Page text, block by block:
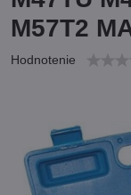
M57T2
Hodnotenie